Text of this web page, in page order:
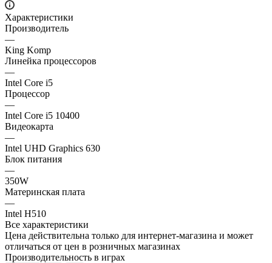
Характеристики
Производитель
—
King Komp
Линейка процессоров
—
Intel Core i5
Процессор
—
Intel Core i5 10400
Видеокарта
—
Intel UHD Graphics 630
Блок питания
—
350W
Материнская плата
—
Intel H510
Все характеристики
Цена действительна только для интернет-магазина и может
отличаться от цен в розничных магазинах
Производительность в играх